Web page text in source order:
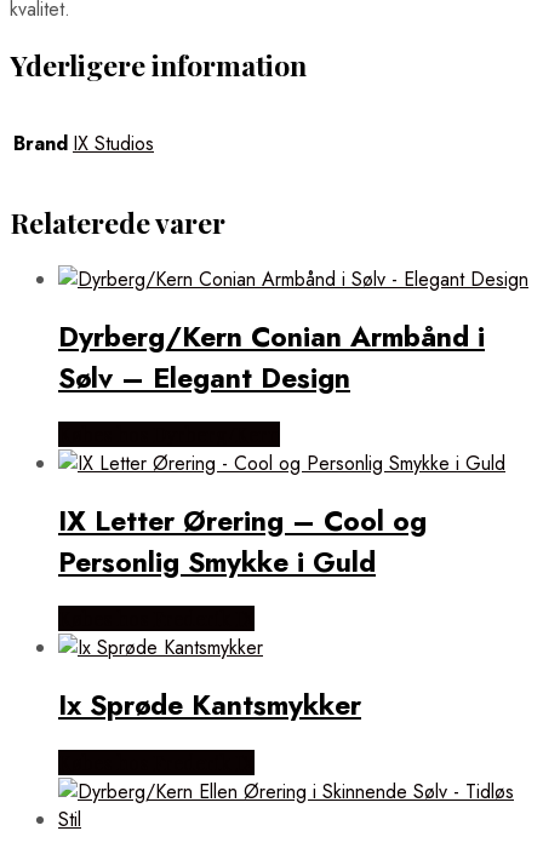
kvalitet.
Yderligere information
Brand IX Studios
Relaterede varer
Dyrberg/Kern Conian Armbånd i
Sølv – Elegant Design
IX Letter Ørering – Cool og
Personlig Smykke i Guld
Ix Sprøde Kantsmykker